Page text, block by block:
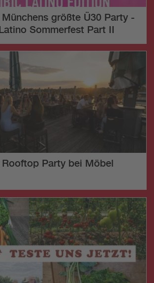
größte Ü30 Party -
Sommerfest Part II
Rooftop Party bei Möbel